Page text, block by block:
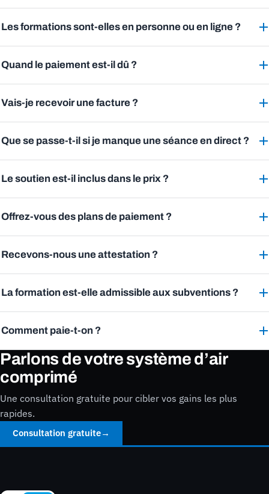
Les formations sont-elles en personne ou en ligne ?
Quand le paiement est-il dû ?
Vais-je recevoir une facture ?
Que se passe-t-il si je manque une séance en direct ?
Le soutien est-il inclus dans le prix ?
Offrez-vous des plans de paiement ?
Recevons-nous une attestation ?
La formation est-elle admissible aux subventions ?
Comment paie-t-on ?
Parlons de votre système d’air
comprimé
Une consultation gratuite pour cibler vos gains les plus
rapides.
Consultation gratuite→